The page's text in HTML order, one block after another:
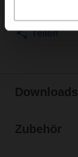
Teilen
Downloads
Zubehör